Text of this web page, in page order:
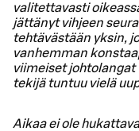
valitettavasti
jättänyt vihjeen
tehtävästään yksin,
vanhemman
viimeiset
tekijä tuntuu vielä
Aikaa ei ole